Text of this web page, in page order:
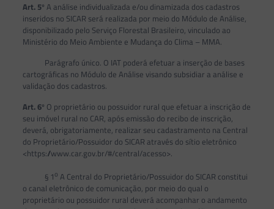
Art. 5º A análise individualizada e/ou dinamizada dos cadastros
inseridos no SICAR será realizada por meio do Módulo de Análise,
disponibilizado pelo Serviço Florestal Brasileiro, vinculado ao
Ministério do Meio Ambiente e Mudança do Clima – MMA.
Parágrafo único. O IAT poderá efetuar a inserção de bases
cartográficas no Módulo de Análise visando subsidiar a análise e
validação dos cadastros.
Art. 6º O proprietário ou possuidor rural que efetuar a inscrição de
seu imóvel rural no CAR, após emissão do recibo de inscrição,
deverá, obrigatoriamente, realizar seu cadastramento na Central
do Proprietário/Possuidor do SICAR através do sítio eletrônico
<https://www.car.gov.br/#/central/acesso>.
§ 1o A Central do Proprietário/Possuidor do SICAR constitui
o canal eletrônico de comunicação, por meio do qual o
proprietário ou possuidor rural deverá acompanhar o andamento